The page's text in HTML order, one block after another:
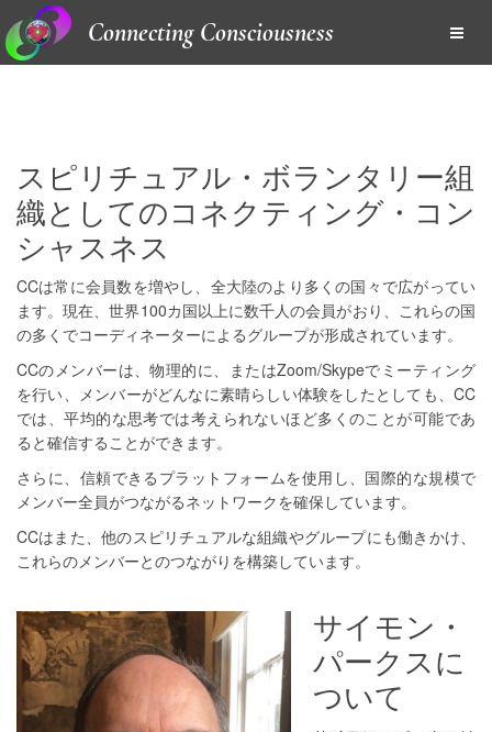
Connecting Consciousness
スピリチュアル・ボランタリー組
織としてのコネクティング・コン
シャスネス
CCは常に会員数を増やし、全大陸のより多くの国々で広がってい
ます。現在、世界100カ国以上に数千人の会員がおり、これらの国
の多くでコーディネーターによるグループが形成されています。
CCのメンバーは、物理的に、またはZoom/Skypeでミーティング
を行い、メンバーがどんなに素晴らしい体験をしたとしても、CC
では、平均的な思考では考えられないほど多くのことが可能であ
ると確信することができます。
さらに、信頼できるプラットフォームを使用し、国際的な規模で
メンバー全員がつながるネットワークを確保しています。
CCはまた、他のスピリチュアルな組織やグループにも働きかけ、
これらのメンバーとのつながりを構築しています。
サイモン・
パークスに
ついて